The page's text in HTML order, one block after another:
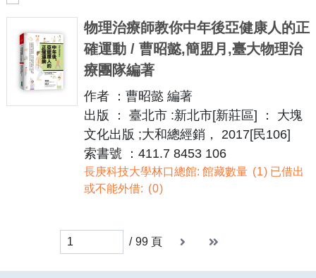
物理治療師教你中年後亞健康人的正
確運動 / 曹昭懿,簡盟月,臺大物理治
療團隊編著
作者 ：曹昭懿 編著
出版 ： 臺北市 :新北市[新莊區] ： 大塊
文化出版 ;大和總經銷， 2017[民106]
索書號 ：411.7 8453 106
長庚科技大學林口總館: 館藏數量 1 已借出
或不能外借:
0
/ 99 頁 下一頁 末頁